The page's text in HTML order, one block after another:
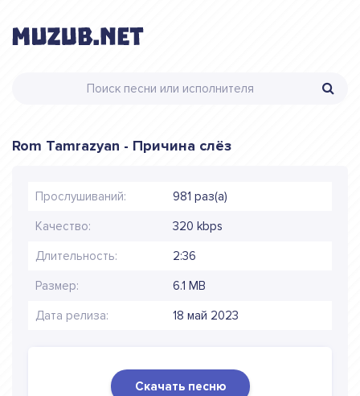
Rom Tamrazyan - Причина слёз
Прослушиваний: 981 раз(а)
Качество: 320 kbps
Длительность: 2:36
Размер: 6.1 MB
Дата релиза: 18 май 2023
Скачать песню